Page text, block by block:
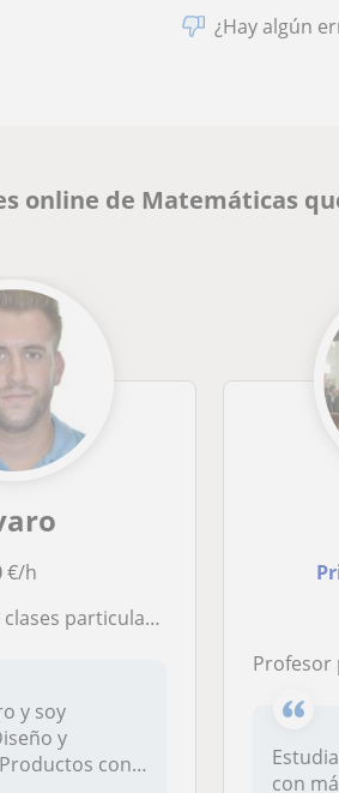
¿Hay algún
online de Matemáticas
€/h
también en diversas asignaturas de otros ámbitos, pregunta sin compromiso
y soy
y
con
Profesor para E.S.O y
con